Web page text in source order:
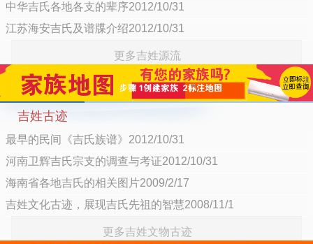
中华吉氏各地各支的辈序2012/10/31
江苏海安吉氏及谱牒介绍2012/10/31
更多吉姓源流
吉姓古迹
最早的民间《吉氏族谱》2012/10/31
河南卫辉吉氏宗支的调查与考证2012/10/31
海南省各地吉氏的相关图片2009/2/17
吉姓文化古迹，展现吉氏先祖的智慧2008/11/1
更多吉姓文物古迹